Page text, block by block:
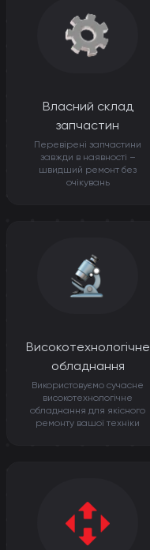
Власний склад
запчастин
Перевірені запчастини
завжди в наявності –
швидший ремонт без
очікувань
Високотехнологічне
обладнання
Використовуємо сучасне
високотехнологічне
обладнання для якісного
ремонту вашої техніки